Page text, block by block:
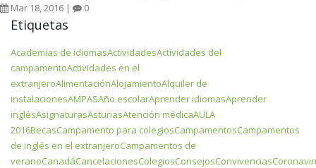
Mar 18, 2016 |
0
Etiquetas
Academias de idiomasActividadesActividades del
campamentoActividades en el
extranjeroAlimentaciónAlojamientoAlquiler de
instalacionesAMPASAño escolarAprender idiomasAprender
inglésAsignaturasAsturiasAtención médicaAULA
2016BecasCampamento para colegiosCampamentosCampamentos
de inglés en el extranjeroCampamentos de
veranoCanadáCancelacionesColegiosConsejosConvivencias